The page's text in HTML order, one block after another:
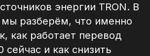
энергии TRON. В
мы разберём, что именно
как работает перевод
сейчас и как снизить